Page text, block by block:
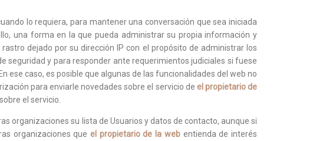
lo requiera, para mantener una conversación que sea iniciada
una forma en la que pueda administrar su propia información y
dejado por su dirección IP con el propósito de administrar los
seguridad y para responder ante requerimientos judiciales si fuese
ese caso, es posible que algunas de las funcionalidades del web no
para enviarle novedades sobre el servicio de el propietario de
el servicio.
organizaciones su lista de Usuarios y datos de contacto, aunque si
organizaciones queel propietario de la webentienda de interés